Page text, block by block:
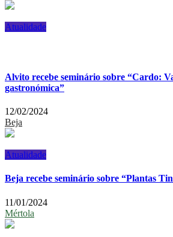
Atualidade
Alvito recebe seminário sobre “Cardo:
gastronómica”
12/02/2024
Beja
Atualidade
Beja recebe seminário sobre “Plantas
11/01/2024
Mértola